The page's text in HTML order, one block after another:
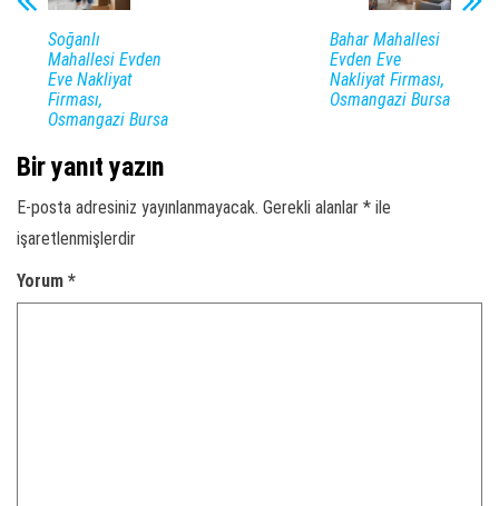
Soğanlı
Mahallesi Evden
Eve Nakliyat
Firması,
Osmangazi Bursa
Bahar Mahallesi
Evden Eve
Nakliyat Firması,
Osmangazi Bursa
Bir yanıt yazın
E-posta adresiniz yayınlanmayacak. Gerekli alanlar * ile
işaretlenmişlerdir
Yorum *